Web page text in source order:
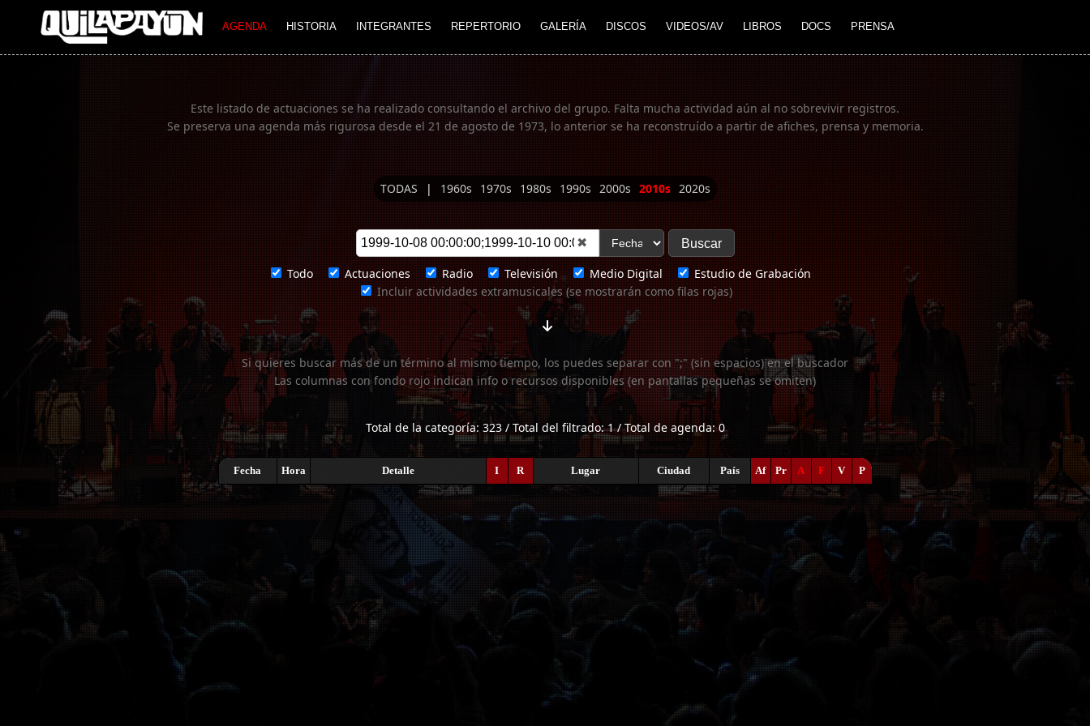
AGENDA HISTORIA INTEGRANTES REPERTORIO GALERÍA DISCOS VIDEOS/AV LIBROS DOCS PRENSA
Imagen 01
Este listado de actuaciones se ha realizado consultando el archivo del grupo. Falta mucha actividad aún al no sobrevivir registros.
Se preserva una agenda más rigurosa desde el 21 de agosto de 1973, lo anterior se ha reconstruído a partir de afiches, prensa y memoria.
TODAS | 1960s 1970s 1980s 1990s 2000s 2010s 2020s
✖
Todo Actuaciones Radio Televisión Medio Digital
Estudio de Grabación
Incluir actividades extramusicales (se mostrarán como filas rojas)
Si quieres buscar más de un término al mismo tiempo, los puedes separar con ";" (sin espacios) en el buscador
Las columnas con fondo rojo indican info o recursos disponibles (en pantallas pequeñas se omiten)
Total de la categoría: 323 / Total del filtrado: 1 / Total de agenda: 0
Fecha Hora Detalle I R Lugar Ciudad País Af Pr A F V P